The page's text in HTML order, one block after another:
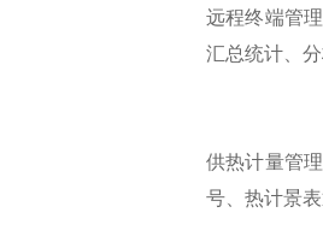
远程终端管
汇总统计、
供热计量管
号、热计景